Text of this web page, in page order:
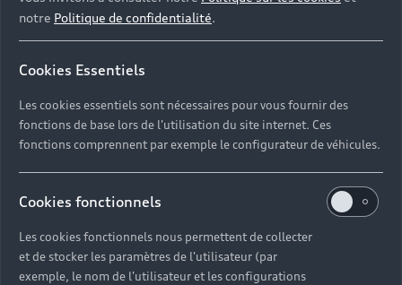
vendredi de 8h30 à 12h00 et de 14h00 à 19h00
ainsi que le samedi de 9h00 à 12h00 et de 14h00 à
Nos conseillers experts sont à votre écoute et
peuvent vous offrir leurs services du lundi au samedi
à l'adresse suivante : rue de l'Hers-Zone de la
Masquere, 31676 Toulouse.
notre Politique de confidentialité.
Cookies Essentiels
Les cookies essentiels sont nécessaires pour vous fournir des
fonctions de base lors de l'utilisation du site internet. Ces
fonctions comprennent par exemple le configurateur de véhicules.
Cookies fonctionnels
Les cookies fonctionnels nous permettent de collecter
et de stocker les paramètres de l'utilisateur (par
exemple, le nom de l'utilisateur et les configurations